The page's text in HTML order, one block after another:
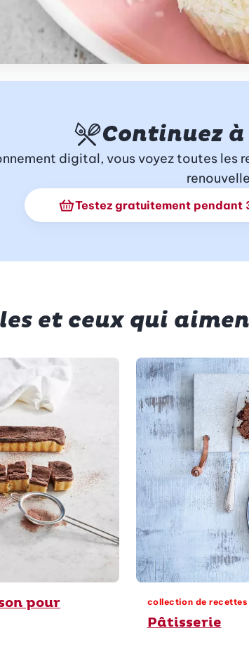
Continuez
digital, vous voyez toutes les
Testez gratuitement pendant
et ceux qui
pour
collection de recettes
Pâtisserie